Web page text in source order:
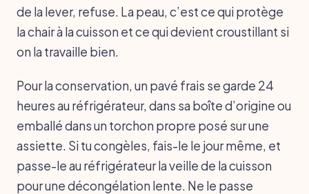
de la lever, refuse. La peau, c’est ce qui protège
la chair à la cuisson et ce qui devient croustillant si
on la travaille bien.
Pour la conservation, un pavé frais se garde 24
heures au réfrigérateur, dans sa boîte d’origine ou
emballé dans un torchon propre posé sur une
assiette. Si tu congèles, fais-le le jour même, et
passe-le au réfrigérateur la veille de la cuisson
pour une décongélation lente. Ne le passe